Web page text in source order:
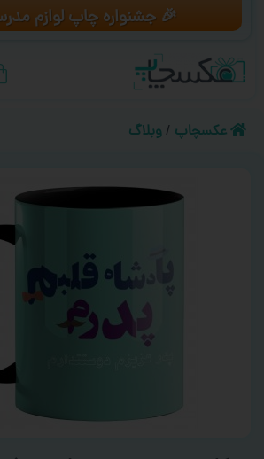
🎉 جشنواره چاپ لوازم
عکسچاپ / وبلاگ